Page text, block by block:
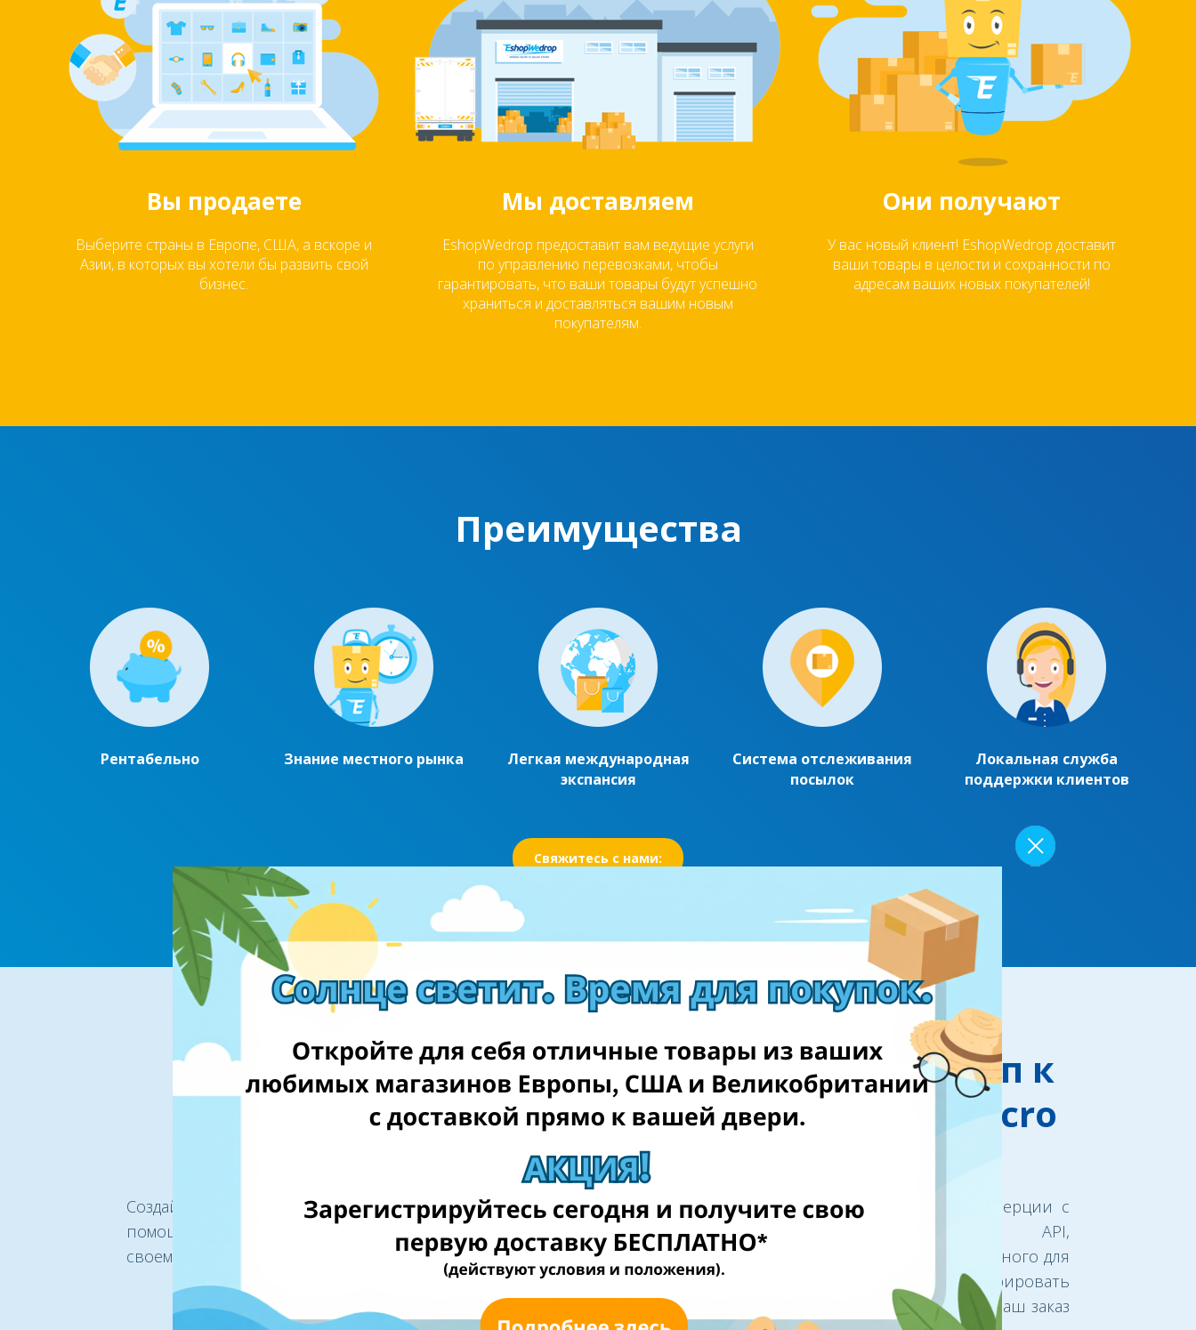
Вы продаете
Выберите страны в Европе, США, а вскоре и
Азии, в которых вы хотели бы развить свой
бизнес.
Мы доставляем
EshopWedrop предоставит вам ведущие услуги
по управлению перевозками, чтобы
гарантировать, что ваши товары будут успешно
храниться и доставляться вашим новым
покупателям.
Они получают
У вас новый клиент! EshopWedrop доставит
ваши товары в целости и сохранности по
адресам ваших новых покупателей!
Преимущества
Рентабельно Знание местного рынка
Легкая международная
экспансия
Система отслеживания
посылок
Локальная служба
поддержки клиентов
Свяжитесь с нами:
Становитесь
нашим бизнес-
Создайте свой собственный бизнес-профиль с
помощью EshopWedrop сегодня и помогите
своему бизнесу процветать на международном
Получите доступ к
EshopWedrop Micro
Упростите процесс электронной коммерции с
помощью EshopWedrop Micro API,
автоматизированного решения, созданного для
того, чтобы легко и просто генерировать
наклейки для доставки и отслеживать ваш заказ